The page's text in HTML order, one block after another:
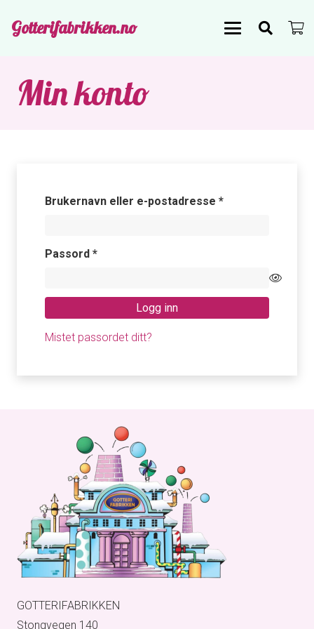
Gotterifabrikken.no
Min konto
Brukernavn eller e-postadresse *Påkrevd
Passord *Påkrevd
Logg inn
Mistet passordet ditt?
GOTTERIFABRIKKEN
Stongvegen 140